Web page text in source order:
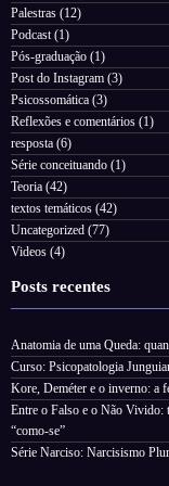
Palestras (12)
Podcast (1)
Pós-graduação (1)
Post do Instagram (3)
Psicossomática (3)
Reflexões e comentários (1)
resposta (6)
Série conceituando (1)
Teoria (42)
textos temáticos (42)
Uncategorized (77)
Videos (4)
Posts recentes
Anatomia de uma Queda:
Curso: Psicopatologia
Kore, Deméter e o inverno: a
Entre o Falso e o Não Vivido:
“como-se”
Série Narciso: Narcisismo